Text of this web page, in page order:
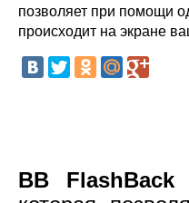
позволяет при помощи
происходит на экране
BB FlashBack